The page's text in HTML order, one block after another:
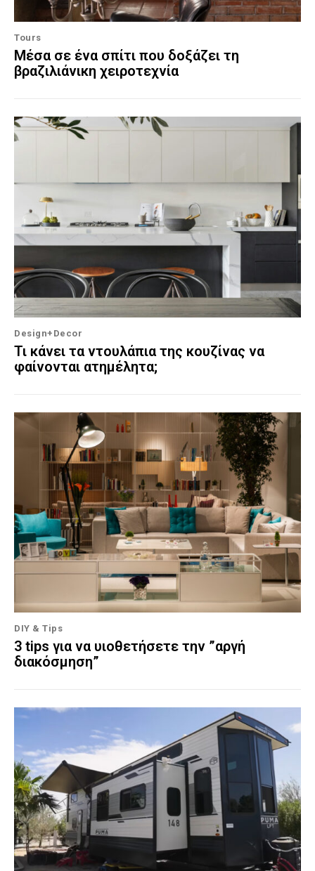
Tours
Μέσα σε ένα σπίτι που δοξάζει τη
βραζιλιάνικη χειροτεχνία
Design+Decor
Τι κάνει τα ντουλάπια της κουζίνας να
φαίνονται ατημέλητα;
DIY & Tips
3 tips για να υιοθετήσετε την ”αργή
διακόσμηση”